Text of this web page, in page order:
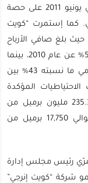
وكان بنك قطر الأول للاستثمار قد استحوذ في يونيو 2011 على حصة
دولار أمريكي. كما إستمرت “كويت
حيث بلغ صافي الأرباح
34.8 مليون دولار أمريكي في عام 2011، بزيادة 59% عن عام 2010، بينما
بلغ معدل النمو السنوي لمتوسط الإنتاج اليومي ما نسبته 43% بين
وفي نهاية عام 2011 بلغت الاحتياطيات المؤكدة
والمحتملة للشركة من حصصها التشغيلية 235.3 مليون برميل من
النفط المكافئ فيما بلغت قدرتها الإنتاجية حوالي 17,750 برميل من
رئيس مجلس إدارة
شركة “كويت إنرجي”